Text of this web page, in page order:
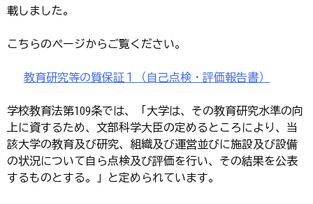
載しました。
こちらのページからご覧ください。
教育研究等の質保証１（自己点検・評価報告書）
学校教育法第109条では、「大学は、その教育研究水準の向
上に資するため、文部科学大臣の定めるところにより、当
該大学の教育及び研究、組織及び運営並びに施設及び設備
の状況について自ら点検及び評価を行い、その結果を公表
するものとする。」と定められています。